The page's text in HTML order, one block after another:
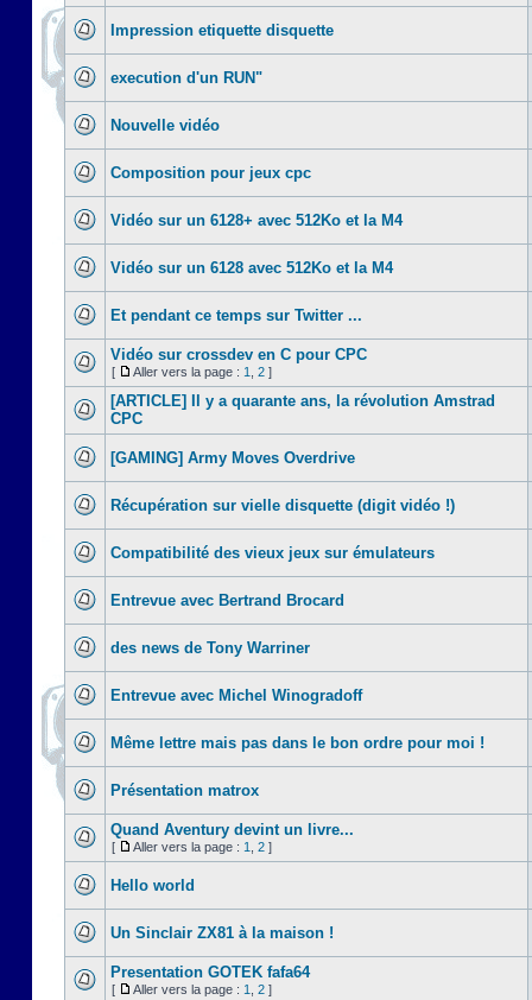
Impression etiquette disquette
execution d'un RUN"
Nouvelle vidéo
Composition pour jeux cpc
Vidéo sur un 6128+ avec 512Ko et la M4
Vidéo sur un 6128 avec 512Ko et la M4
Et pendant ce temps sur Twitter ...
Vidéo sur crossdev en C pour CPC
[ Aller vers la page : 1 2 ]
[ARTICLE] Il y a quarante ans, la révolution Amstrad
CPC
[GAMING] Army Moves Overdrive
Récupération sur vielle disquette (digit vidéo !)
Compatibilité des vieux jeux sur émulateurs
Entrevue avec Bertrand Brocard
des news de Tony Warriner
Entrevue avec Michel Winogradoff
Même lettre mais pas dans le bon ordre pour moi !
Présentation matrox
Quand Aventury devint un livre...
[ Aller vers la page : 1 2 ]
Hello world
Un Sinclair ZX81 à la maison !
Presentation GOTEK fafa64
[ Aller vers la page : 1 2 ]